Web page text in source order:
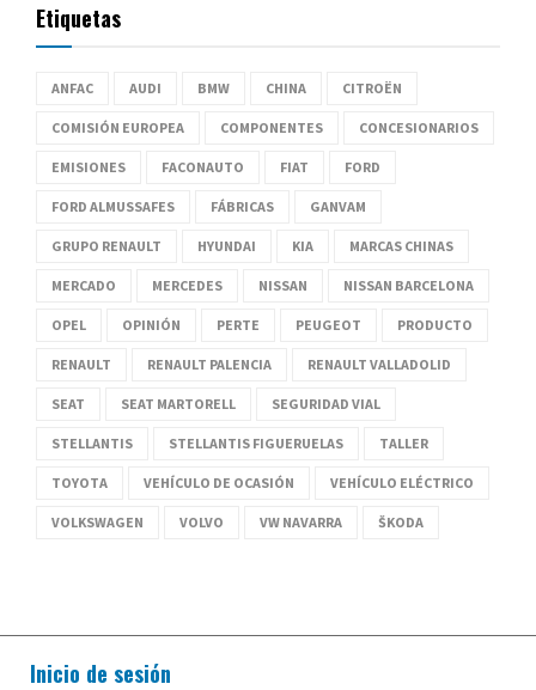
Etiquetas
ANFAC AUDI BMW CHINA CITROËN
COMISIÓN EUROPEA COMPONENTES CONCESIONARIOS
EMISIONES FACONAUTO FIAT FORD
FORD ALMUSSAFES FÁBRICAS GANVAM
GRUPO RENAULT HYUNDAI KIA MARCAS CHINAS
MERCADO MERCEDES NISSAN NISSAN BARCELONA
OPEL OPINIÓN PERTE PEUGEOT PRODUCTO
RENAULT RENAULT PALENCIA RENAULT VALLADOLID
SEAT SEAT MARTORELL SEGURIDAD VIAL
STELLANTIS STELLANTIS FIGUERUELAS TALLER
TOYOTA VEHÍCULO DE OCASIÓN VEHÍCULO ELÉCTRICO
VOLKSWAGEN VOLVO VW NAVARRA ŠKODA
Inicio de sesión